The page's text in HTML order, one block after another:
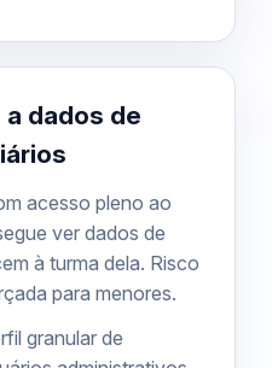
dados de
acesso pleno ao
ver dados de
à turma dela. Risco
para menores.
granular de